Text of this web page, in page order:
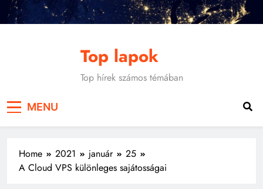
Skip
Top lapok
Top hírek számos témában
MENU
Home 2021 január
25
A Cloud VPS különleges sajátosságai